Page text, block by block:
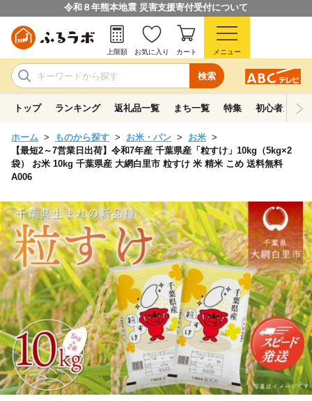
令和８年熊本地震 災害支援寄付受付について
検索
上限額 お気に入り カート メニュー
トップ ランキング 返礼品一覧 まち一覧 特集 初心者ガイド
ホーム ものから探す お米・パン
お米
【最短2～7営業日出荷】令和7年産 千葉県産「粒すけ」10kg（5kg×2
袋） お米 10kg 千葉県産 大網白里市 粒すけ 米 精米 こめ 送料無料
A006